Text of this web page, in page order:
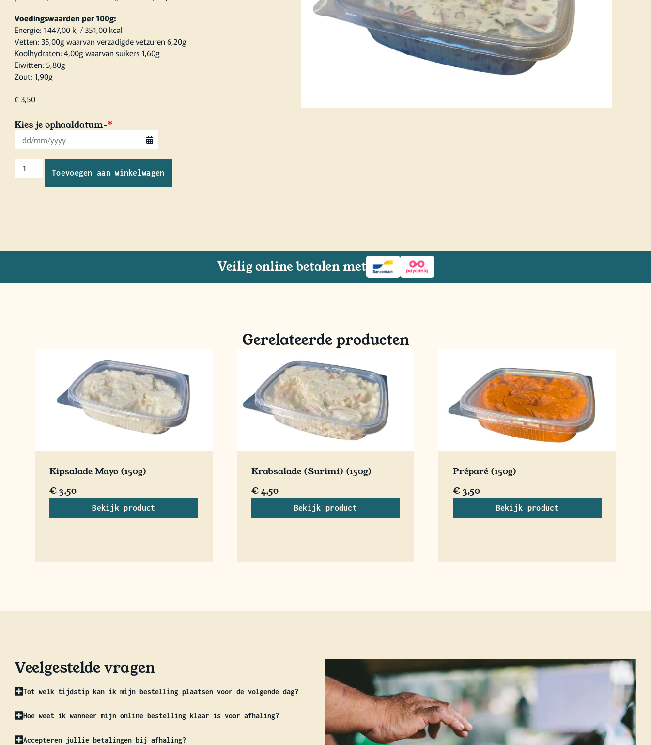
Voedingswaarden per 100g:
Energie: 1447,00 kj / 351,00 kcal
Vetten: 35,00g waarvan verzadigde vetzuren 6,20g
Koolhydraten: 4,00g waarvan suikers 1,60g
Eiwitten: 5,80g
Zout: 1,90g
€3,50
*
Kies je ophaaldatum-
Toevoegen aan winkelwagen
Veilig online betalen met
Gerelateerde producten
Kipsalade Mayo (150g)
€3,50
Bekijk product
Krabsalade (Surimi) (150g)
€4,50
Bekijk product
Préparé (150g)
€3,50
Bekijk product
Veelgestelde vragen
Tot welk tijdstip kan ik mijn bestelling plaatsen voor de volgende dag?
Hoe weet ik wanneer mijn online bestelling klaar is voor afhaling?
Accepteren jullie betalingen bij afhaling?